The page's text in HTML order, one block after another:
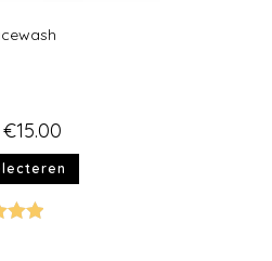
€15.00